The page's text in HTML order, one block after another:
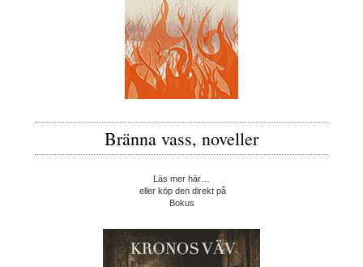
Bränna vass, noveller
Läs mer här…
eller köp den direkt på
Bokus